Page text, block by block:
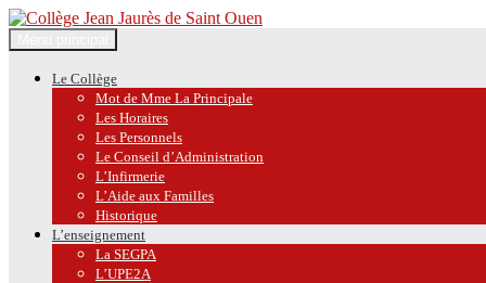
Collège Jean Jaurès de Saint
Recherche
au
contenu
Le Collège
Mot de Mme La Principale
Les Horaires
Les Personnels
Le Conseil d’Administration
L’Infirmerie
L’Aide aux Familles
Historique
L’enseignement
La SEGPA
L’UPE2A